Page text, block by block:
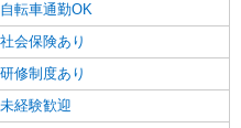
自転車通勤OK
社会保険あり
研修制度あり
未経験歓迎